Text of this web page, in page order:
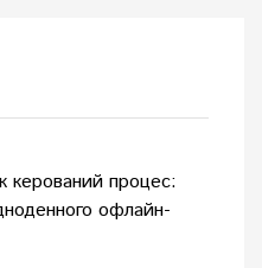
керований процес:
офлайн-